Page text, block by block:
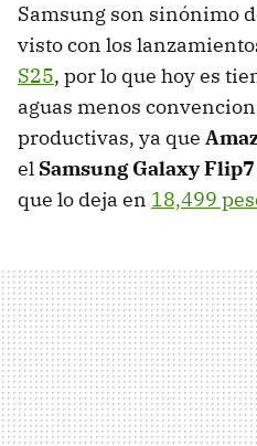
Samsung son sinónimo
visto con los
S25, por lo que hoy es
aguas menos
productivas, ya que
el Samsung Galaxy Flip7
que lo deja en 18,499